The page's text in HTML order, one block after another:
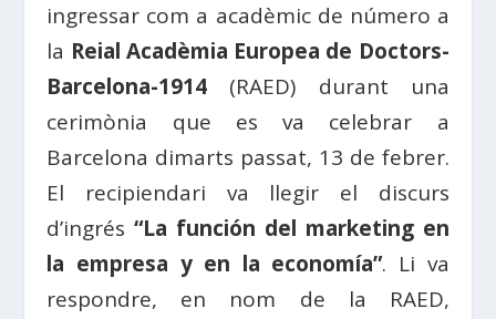
ingressar com a acadèmic de número a
la Reial Acadèmia Europea de Doctors-
Barcelona-1914 (RAED) durant una
cerimònia que es va celebrar a
Barcelona dimarts passat, 13 de febrer.
El recipiendari va llegir el discurs
d’ingrés“La función del marketing en
la empresa y en la economía”. Li va
respondre, en nom de la RAED,